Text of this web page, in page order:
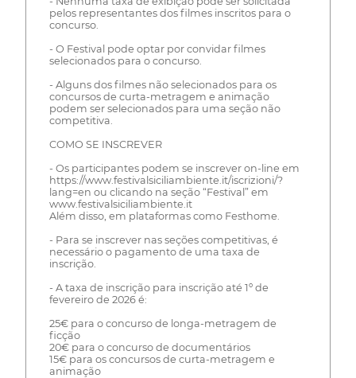
pelos representantes dos filmes inscritos para o
concurso.
- O Festival pode optar por convidar filmes
selecionados para o concurso.
- Alguns dos filmes não selecionados para os
concursos de curta-metragem e animação
podem ser selecionados para uma seção não
competitiva.
COMO SE INSCREVER
- Os participantes podem se inscrever on-line em
https://www.festivalsiciliambiente.it/iscrizioni/?
lang=en ou clicando na seção “Festival” em
www.festivalsiciliambiente.it
Além disso, em plataformas como Festhome.
- Para se inscrever nas seções competitivas, é
necessário o pagamento de uma taxa de
inscrição.
- A taxa de inscrição para inscrição até 1º de
fevereiro de 2026 é:
25€ para o concurso de longa-metragem de
ficção
20€ para o concurso de documentários
15€ para os concursos de curta-metragem e
animação